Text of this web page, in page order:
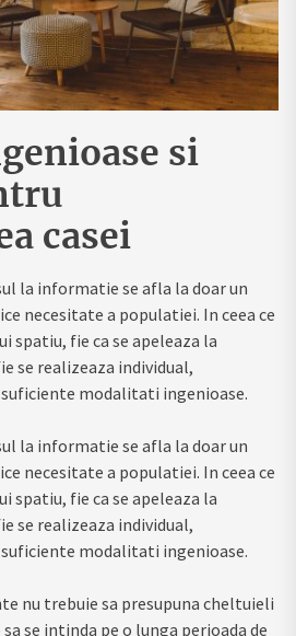
si
casei
la informatie se afla la doar un
necesitate a populatiei. In ceea ce
spatiu, fie ca se apeleaza la
se realizeaza individual,
modalitati ingenioase.
la informatie se afla la doar un
necesitate a populatiei. In ceea ce
spatiu, fie ca se apeleaza la
se realizeaza individual,
modalitati ingenioase.
nu trebuie sa presupuna cheltuieli
se intinda pe o lunga perioada de